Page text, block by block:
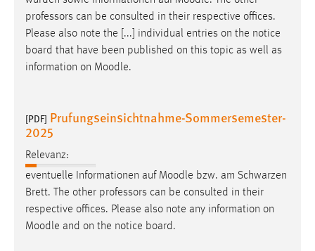
professors can be consulted in their respective offices.
Please also note the [...] individual entries on the notice
board that have been published on this topic as well as
information on Moodle.
[PDF] Prufungseinsichtnahme-Sommersemester-
2025
Relevanz:
eventuelle Informationen auf Moodle bzw. am Schwarzen
Brett. The other professors can be consulted in their
respective offices. Please also note any information on
Moodle and on the notice board.